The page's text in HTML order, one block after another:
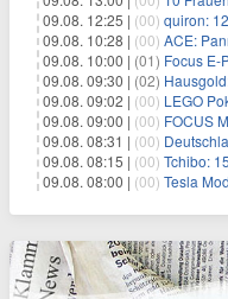
09.08. 12:25 | (00) quiron:
09.08. 10:28 | (00) ACE:
09.08. 10:00 | (01) Focus E-Paper
09.08. 09:30 | (02) Hausgold:
09.08. 09:02 | (00) LEGO
09.08. 09:00 | (00) FOCUS
09.08. 08:31 | (00)
09.08. 08:15 | (00) Tchibo:
09.08. 08:00 | (00) Tesla